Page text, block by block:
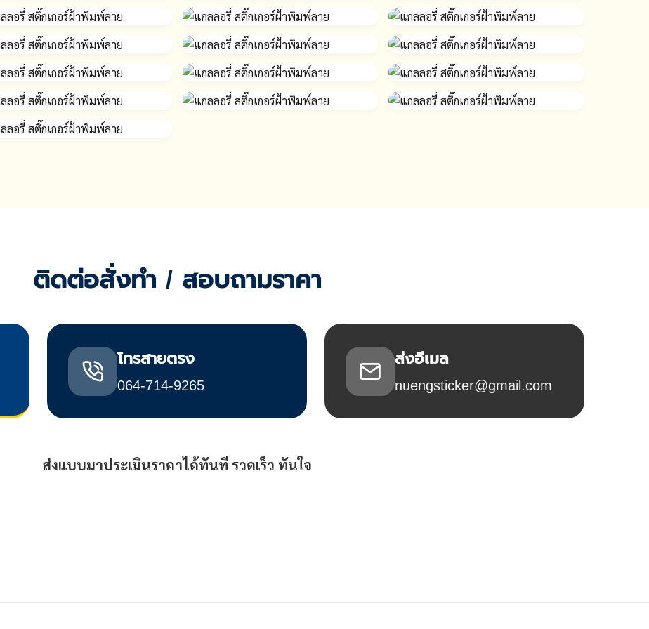
ติดต่อสั่งทำ / สอบถามราคา
โทรสายตรง
064-714-9265
ส่งอีเมล
nuengsticker@gmail.com
ส่งแบบมาประเมินราคาได้ทันที รวดเร็ว ทันใจ